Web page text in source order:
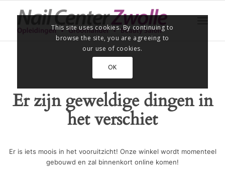
Er zijn geweldige dingen in
het verschiet
Er is iets moois in het vooruitzicht! Onze winkel wordt momenteel
gebouwd en zal binnenkort online komen!
This site uses cookies. By continuing to
browse the site, you are agreeing to
our use of cookies.
OK